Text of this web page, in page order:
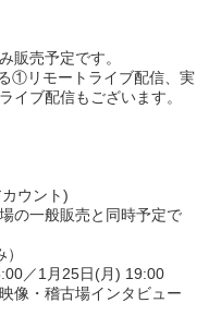
販売予定です。
①リモートライブ配信、実
ブ配信もございます。
ウント)
の一般販売と同時予定で
／1月25日(月) 19:00
像・稽古場インタビュー